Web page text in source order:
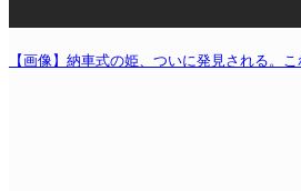
【画像】納車式の姫、ついに発見される。こ